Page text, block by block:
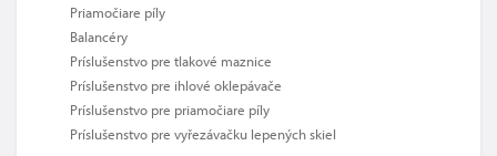
Priamočiare píly
Balancéry
Príslušenstvo pre tlakové maznice
Príslušenstvo pre ihlové oklepávače
Príslušenstvo pre priamočiare píly
Príslušenstvo pre vyřezávačku lepených skiel